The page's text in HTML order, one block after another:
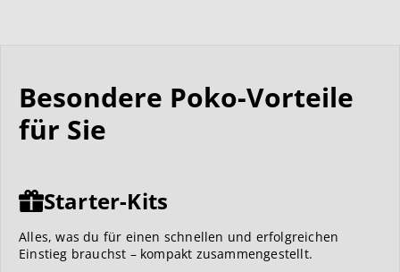
Besondere Poko-Vorteile
für Sie
Starter-Kits
Alles, was du für einen schnellen und erfolgreichen
Einstieg brauchst – kompakt zusammengestellt.